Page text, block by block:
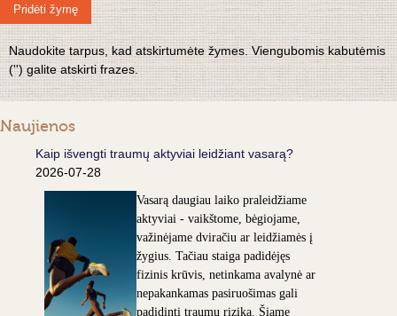
Pridėti žymę
Naudokite tarpus, kad atskirtumėte žymes. Viengubomis kabutėmis
('') galite atskirti frazes.
Naujienos
Kaip išvengti traumų aktyviai leidžiant vasarą?
2026-07-28
Vasarą daugiau laiko praleidžiame
aktyviai - vaikštome, bėgiojame,
važinėjame dviračiu ar leidžiamės į
žygius. Tačiau staiga padidėjęs
fizinis krūvis, netinkama avalynė ar
nepakankamas pasiruošimas gali
padidinti traumų riziką. Šiame